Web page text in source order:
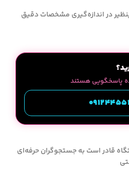
در اندازه‌گیری مشخصات دقیق
پاسخگویی هستند
قادر است به جستجوگران حرفه‌ای